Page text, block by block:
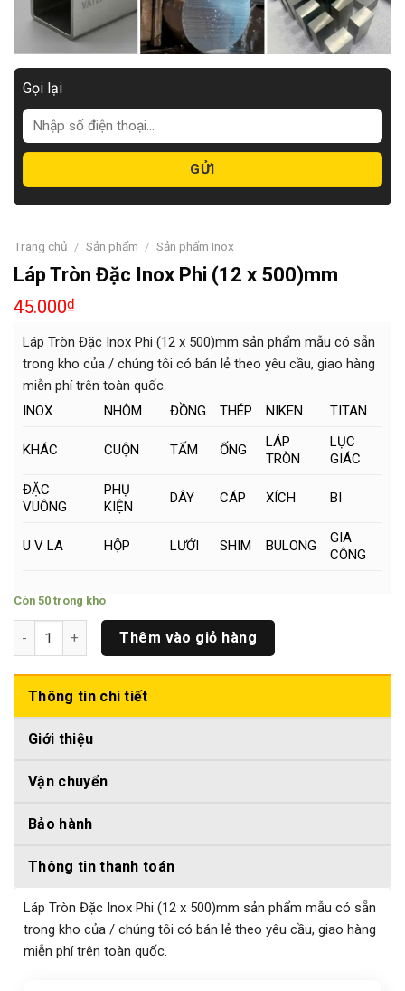
Gọi lại
Trang chủ / Sản phẩm / Sản phẩm Inox
Láp Tròn Đặc Inox Phi (12 x 500)mm
45.000₫
Láp Tròn Đặc Inox Phi (12 x 500)mm sản phẩm mẫu có sẵn
trong kho của / chúng tôi có bán lẻ theo yêu cầu, giao hàng
miễn phí trên toàn quốc.
INOX
NHÔM ĐỒNG THÉP NIKEN TITAN
KHÁC CUỘN TẤM ỐNG
LÁP
TRÒN
LỤC
GIÁC
ĐẶC
VUÔNG
PHỤ
KIỆN
DÂY CÁP XÍCH BI
U V LA HỘP LƯỚI SHIM BULONG
GIA
CÔNG
Còn 50 trong kho
Láp Tròn Đặc Inox Phi (12 x 500)mm số lượng
Thêm vào giỏ hàng
Thông tin chi tiết
Giới thiệu
Vận chuyển
Bảo hành
Thông tin thanh toán
Láp Tròn Đặc Inox Phi (12 x 500)mm sản phẩm mẫu có sẵn
trong kho của / chúng tôi có bán lẻ theo yêu cầu, giao hàng
miễn phí trên toàn quốc.